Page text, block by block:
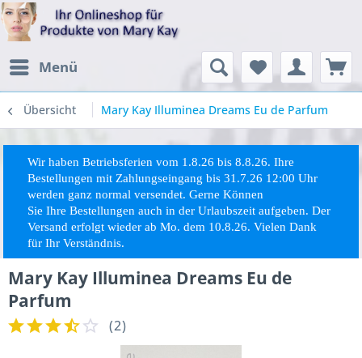
Menü
Übersicht Mary Kay Illuminea Dreams Eu de Parfum
Wir haben Betriebsferien vom 1.8.26 bis 8.8.26. Ihre
Bestellungen mit Zahlungseingang bis 31.7.26 12:00 Uhr
werden ganz normal versendet. Gerne Können
SieIhreBestellungen auch in der Urlaubszeit aufgeben. Der
Versand erfolgt wieder ab Mo. dem 10.8.26. Vielen Dank
für Ihr Verständnis.
Mary Kay Illuminea Dreams Eu de
Parfum
(2)